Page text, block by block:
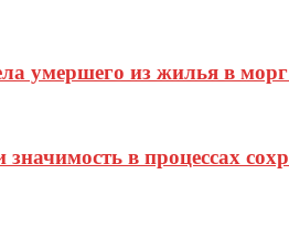
умершего из жилья в
в процессах